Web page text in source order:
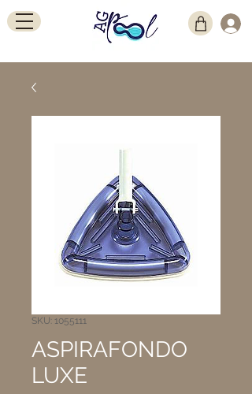
SKU: 1055111
ASPIRAFONDO
LUXE